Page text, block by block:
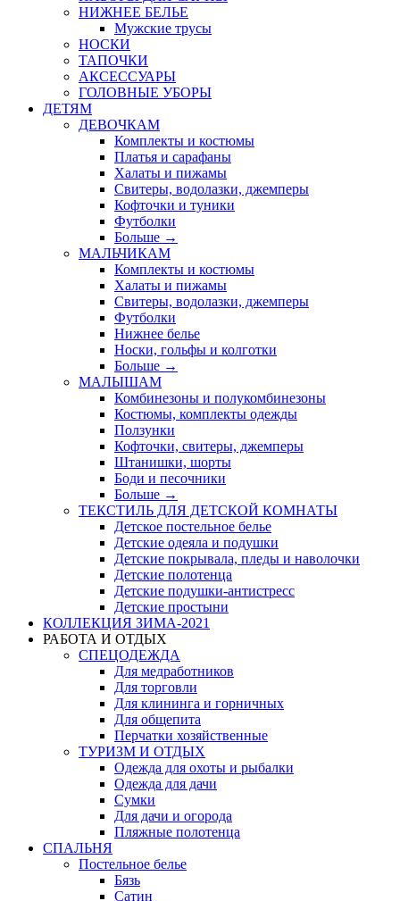
НИЖНЕЕ БЕЛЬЕ
Мужские трусы
НОСКИ
ТАПОЧКИ
АКСЕССУАРЫ
ГОЛОВНЫЕ УБОРЫ
ДЕТЯМ
ДЕВОЧКАМ
Комплекты и костюмы
Платья и сарафаны
Халаты и пижамы
Свитеры, водолазки, джемперы
Кофточки и туники
Футболки
Больше →
МАЛЬЧИКАМ
Комплекты и костюмы
Халаты и пижамы
Свитеры, водолазки, джемперы
Футболки
Нижнее белье
Носки, гольфы и колготки
Больше →
МАЛЫШАМ
Комбинезоны и полукомбинезоны
Костюмы, комплекты одежды
Ползунки
Кофточки, свитеры, джемперы
Штанишки, шорты
Боди и песочники
Больше →
ТЕКСТИЛЬ ДЛЯ ДЕТСКОЙ КОМНАТЫ
Детское постельное белье
Детские одеяла и подушки
Детские покрывала, пледы и наволочки
Детские полотенца
Детские подушки-антистресс
Детские простыни
КОЛЛЕКЦИЯ ЗИМА-2021
РАБОТА И ОТДЫХ
СПЕЦОДЕЖДА
Для медработников
Для торговли
Для клининга и горничных
Для общепита
Перчатки хозяйственные
ТУРИЗМ И ОТДЫХ
Одежда для охоты и рыбалки
Одежда для дачи
Сумки
Для дачи и огорода
Пляжные полотенца
СПАЛЬНЯ
Постельное белье
Бязь
Сатин